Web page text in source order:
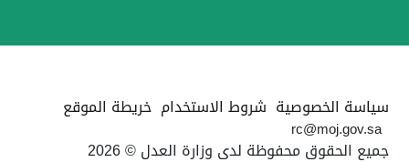
سياسة الخصوصية شروط الاستخدام خريطة الموقع
rc@moj.gov.sa
جميع الحقوق محفوظة لدى وزارة العدل © 2026